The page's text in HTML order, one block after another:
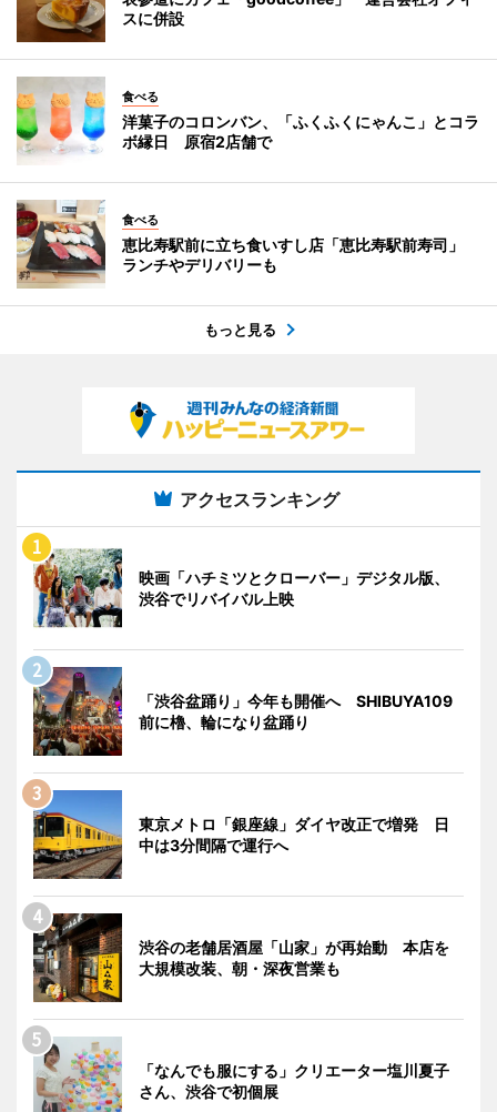
スに併設
食べる
洋菓子のコロンバン、「ふくふくにゃんこ」とコラ
ボ縁日 原宿2店舗で
食べる
恵比寿駅前に立ち食いすし店「恵比寿駅前寿司」
ランチやデリバリーも
もっと見る
アクセスランキング
映画「ハチミツとクローバー」デジタル版、
渋谷でリバイバル上映
「渋谷盆踊り」今年も開催へ SHIBUYA109
前に櫓、輪になり盆踊り
東京メトロ「銀座線」ダイヤ改正で増発 日
中は3分間隔で運行へ
渋谷の老舗居酒屋「山家」が再始動 本店を
大規模改装、朝・深夜営業も
「なんでも服にする」クリエーター塩川夏子
さん、渋谷で初個展